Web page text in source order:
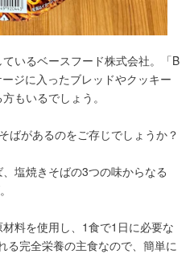
いるベースフード株式会社。「B
ジに入ったブレッドやクッキー
もいるでしょう。
ばがあるのをご存じでしょうか？
塩焼きそばの3つの味からなる
料を使用し、1食で1日に必要な
る完全栄養の主食なので、簡単に